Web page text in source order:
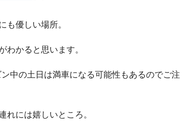
も優しい場所。
わかると思います。
中の土日は満車になる可能性もあるのでご注
れには嬉しいところ。